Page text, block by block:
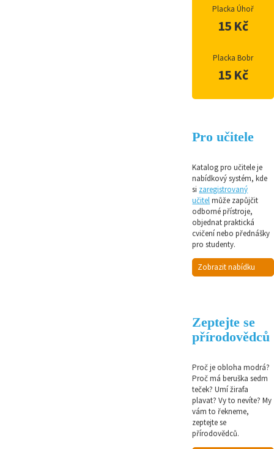
Placka Úhoř
15 Kč
Placka Bobr
15 Kč
Pro učitele
Katalog pro učitele je
nabídkový systém, kde
si zaregistrovaný
učitelmůže zapůjčit
odborné přístroje,
objednat praktická
cvičení nebo přednášky
pro studenty.
Zobrazit nabídku
Zeptejte se
přírodovědců
Proč je obloha modrá?
Proč má beruška sedm
teček? Umí žirafa
plavat? Vy to nevíte? My
vám to řekneme,
zeptejte se
přírodovědců.